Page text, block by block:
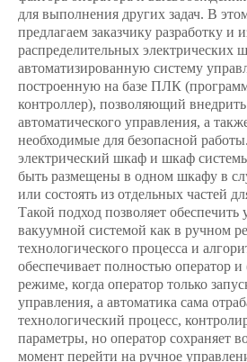
для выполнения других задач. В
предлагаем заказчику разработку и
распределительных электрических
автоматизированную систему
построенную на базе ПЛК
контроллер), позволяющий
автоматического управления, а
необходимые для безопасной
электрический шкаф и шкаф
быть размещены в одном шкафу в
или состоять из отдельных частей
Такой подход позволяет обеспечить
вакуумной системой как в ручном
технологического процесса и
обеспечивает полностью оператор
режиме, когда оператор только
управления, а автоматика сама
технологический процесс,
параметры, но оператор сохраняет
момент перейти на ручное